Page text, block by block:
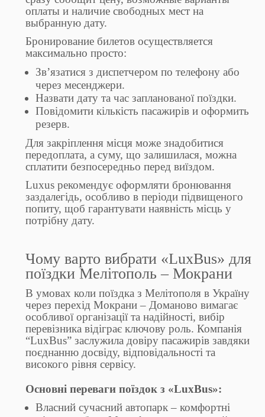
оплаты и наличие свободных мест на
выбранную дату.
Бронирование билетов осуществляется
максимально просто:
Зв’язатися з диспетчером по телефону або
через месенджери.
Назвати дату та час запланованої поїздки.
Повідомити кількість пасажирів и оформить
резерв.
Для закріплення місця може знадобитися
передоплата, а суму, що залишилася, можна
сплатити безпосередньо перед виїздом.
Luxus рекомендує оформляти бронювання
заздалегідь, особливо в періоди підвищеного
попиту, щоб гарантувати наявність місць у
потрібну дату.
Чому варто вибрати «LuxBus» для
поїздки Мелітополь – Мокрани
В умовах коли поїздка з Мелітополя в Україну
через перехід Мокрани – Доманово вимагає
особливої організації та надійності, вибір
перевізника відіграє ключову роль. Компанія
“LuxBus” заслужила довіру пасажирів завдяки
поєднанню досвіду, відповідальності та
високого рівня сервісу.
Основні переваги поїздок з «LuxBus»:
Власний сучасний автопарк – комфортні